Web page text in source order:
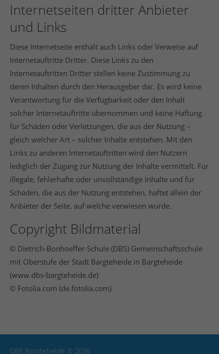
Internetseiten dritter Anbieter
und Links
Diese Internetseite enthält auch Links oder Verweise auf
Internetauftritte Dritter. Diese Links zu den
Internetauftritten Dritter stellen keine Zustimmung zu
deren Inhalten durch den Herausgeber dar. Es wird keine
Verantwortung für die Verfügbarkeit oder den Inhalt
solcher Internetauftritte übernommen und keine Haftung
für Schäden oder Verletzungen, die aus der Nutzung –
gleich welcher Art – solcher Inhalte entstehen. Mit den
Links zu anderen Internetauftritten wird den Nutzern
lediglich der Zugang zur Nutzung der Inhalte vermittelt. Für
illegale, fehlerhafte oder unvollständige Inhalte und für
Schäden, die aus der Nutzung entstehen, haftet allein der
Anbieter der Seite, auf welche verwiesen wurde.
Copyright Bildmaterial
© Dietrich-Bonhoeffer-Schule (DBS) Gemeinschaftsschule
mit Oberstufe der Stadt Bargteheide in Bargteheide
(www.dbs-bargteheide.de)
© Fotolia.com (de.fotolia.com)
DBS Bargteheide © 2026